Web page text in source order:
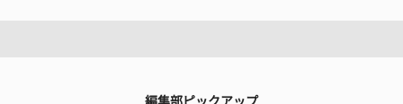
編集部ピックアップ